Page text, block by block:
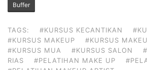
Buffer
TAGS: #KURSUS KECANTIKAN
#KURSUS MAKEUP
#KURSUS
#KURSUS MUA
#KURSUS SALON
RIAS
#PELATIHAN MAKE UP